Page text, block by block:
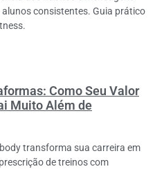
consistentes. Guia prático
Como Seu Valor
Muito Além de
transforma sua carreira em
de treinos com